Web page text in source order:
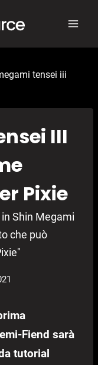
tensei iii
III
Pixie
Shin Megami
che può
Fiend sarà
tutorial